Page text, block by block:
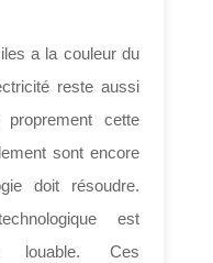
a la couleur du
reste aussi
proprement cette
sont encore
doit résoudre.
est
louable. Ces